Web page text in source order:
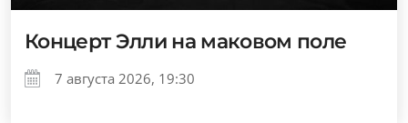
Концерт Элли на маковом поле
7 августа 2026, 19:30